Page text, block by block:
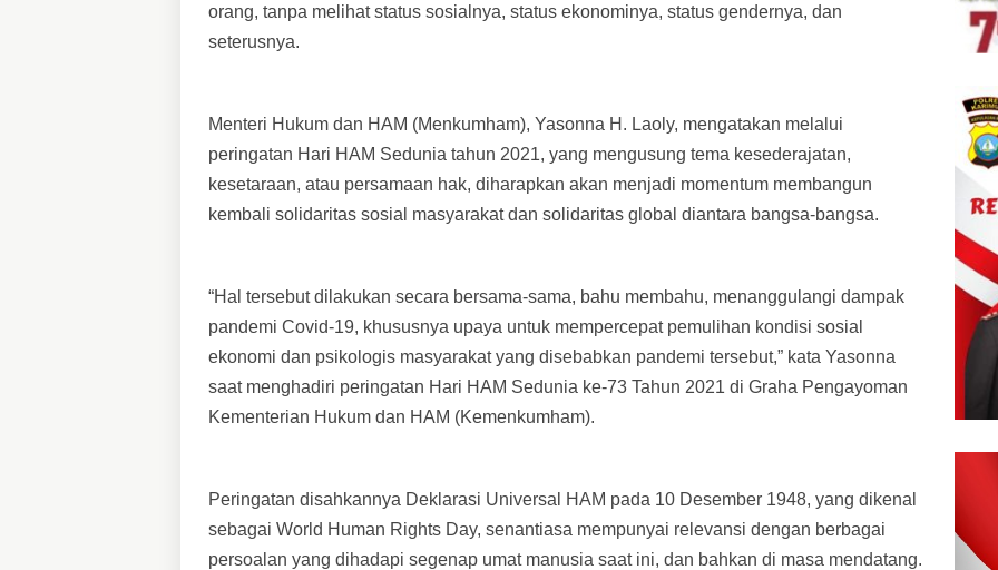
orang, tanpa melihat status sosialnya, status ekonominya, status gendernya, dan
seterusnya.
Menteri Hukum dan HAM (Menkumham), Yasonna H. Laoly, mengatakan melalui
peringatan Hari HAM Sedunia tahun 2021, yang mengusung tema kesederajatan,
kesetaraan, atau persamaan hak, diharapkan akan menjadi momentum membangun
kembali solidaritas sosial masyarakat dan solidaritas global diantara bangsa-bangsa.
“Hal tersebut dilakukan secara bersama-sama, bahu membahu, menanggulangi dampak
pandemi Covid-19, khususnya upaya untuk mempercepat pemulihan kondisi sosial
ekonomi dan psikologis masyarakat yang disebabkan pandemi tersebut,” kata Yasonna
saat menghadiri peringatan Hari HAM Sedunia ke-73 Tahun 2021 di Graha Pengayoman
Kementerian Hukum dan HAM (Kemenkumham).
Peringatan disahkannya Deklarasi Universal HAM pada 10 Desember 1948, yang dikenal
sebagai World Human Rights Day, senantiasa mempunyai relevansi dengan berbagai
persoalan yang dihadapi segenap umat manusia saat ini, dan bahkan di masa mendatang.